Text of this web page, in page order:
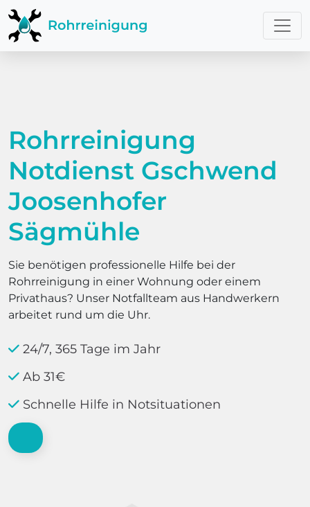
Rohrreinigung
Notdienst Gschwend
Joosenhofer
Sägmühle
Sie benötigen professionelle Hilfe bei der
Rohrreinigung in einer Wohnung oder einem
Privathaus? Unser Notfallteam aus Handwerkern
arbeitet rund um die Uhr.
24/7, 365 Tage im Jahr
Ab 31€
Schnelle Hilfe in Notsituationen